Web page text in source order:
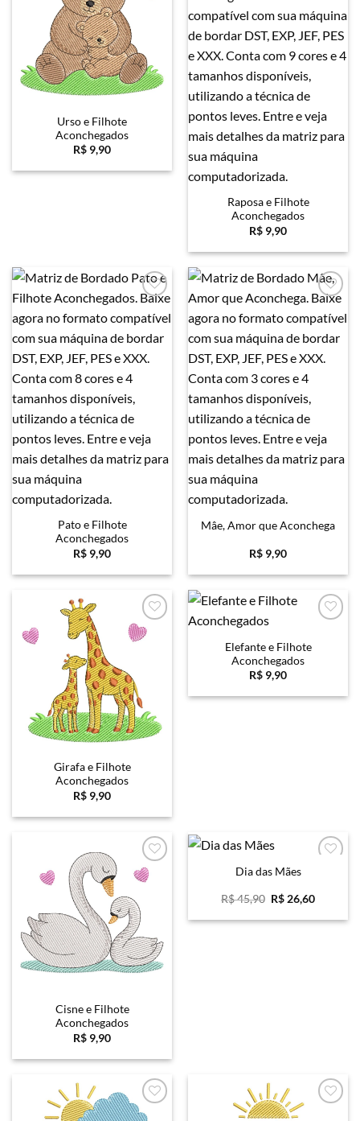
Urso e Filhote
Aconchegados
R$ 9,90
Raposa e Filhote
Aconchegados
R$ 9,90
Pato e Filhote
Aconchegados
R$ 9,90
Mâe, Amor que Aconchega
R$ 9,90
Favoritar
Girafa e Filhote
Aconchegados
R$ 9,90
Elefante e Filhote
Aconchegados
R$ 9,90
Favoritar
Cisne e Filhote
Aconchegados
R$ 9,90
Favoritar
Dia das Mães
R$45,90 O
original
R$26,60O
atual
Favoritar